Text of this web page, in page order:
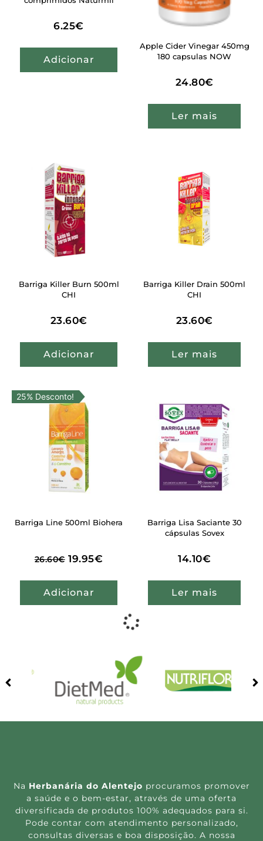
6.25€
Adicionar
Apple Cider Vinegar 450mg
180 capsulas NOW
24.80€
Ler mais
Barriga Killer Burn 500ml
CHI
23.60€
Adicionar
Barriga Killer Drain 500ml
CHI
23.60€
Ler mais
25% Desconto!
Barriga Line 500ml Biohera
26.60€ 19.95€
Adicionar
Barriga Lisa Saciante 30
cápsulas Sovex
14.10€
Ler mais
26.86 €
Ler mais
18.33 € 13.75€
Adicionar